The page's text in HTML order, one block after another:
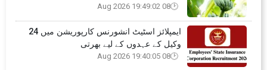
08 Aug 2026 19:49:02
ایمپلائز اسٹیٹ انشورنس کارپوریشن میں 24
وکیل کے عہدوں کے لیے بھرتی
08 Aug 2026 19:40:05